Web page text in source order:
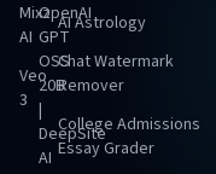
Mixz
AI
Veo
3
OpenAI
GPT
OSS
20B
|
DeepSite
AI
AI Astrology
Chat Watermark
Remover
College Admissions
Essay Grader